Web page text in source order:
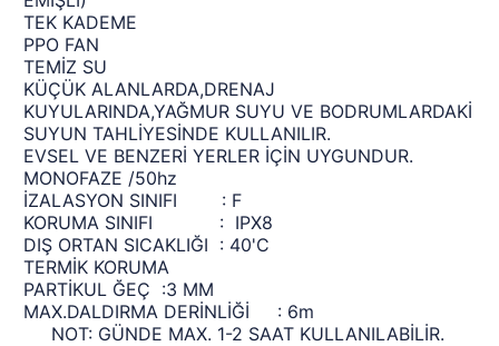
TEK KADEME
PPO FAN
TEMİZ SU
KÜÇÜK ALANLARDA,DRENAJ
KUYULARINDA,YAĞMUR SUYU VE BODRUMLARDAKİ
SUYUN TAHLİYESİNDE KULLANILIR.
EVSEL VE BENZERİ YERLER İÇİN UYGUNDUR.
MONOFAZE /50hz
İZALASYON SINIFI : F
KORUMA SINIFI : IPX8
DIŞ ORTAN SICAKLIĞI : 40'C
TERMİK KORUMA
PARTİKUL ĞEÇ :3 MM
MAX.DALDIRMA DERİNLİĞİ : 6m
NOT: GÜNDE MAX. 1-2 SAAT KULLANILABİLİR.